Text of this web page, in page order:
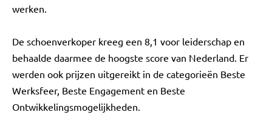
werken.
De schoenverkoper kreeg een 8,1 voor leiderschap en
behaalde daarmee de hoogste score van Nederland. Er
werden ook prijzen uitgereikt in de categorieën Beste
Werksfeer, Beste Engagement en Beste
Ontwikkelingsmogelijkheden.